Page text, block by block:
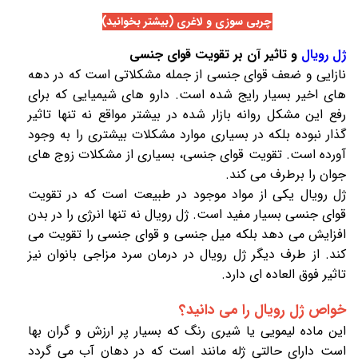
چربی سوزی و لاغری (بیشتر بخوانید)
ژل رویال و تاثیر آن بر تقویت قوای جنسی
نازایی و ضعف قوای جنسی از جمله مشکلاتی است که در دهه
های اخیر بسیار رایج شده است. دارو های شیمیایی که برای
رفع این مشکل روانه بازار شده در بیشتر مواقع نه تنها تاثیر
گذار نبوده بلکه در بسیاری موارد مشکلات بیشتری را به وجود
آورده است. تقویت قوای جنسی، بسیاری از مشکلات زوج های
جوان را برطرف می کند.
ژل رویال یکی از مواد موجود در طبیعت است که در تقویت
قوای جنسی بسیار مفید است. ژل رویال نه تنها انرژی را در بدن
افزایش می دهد بلکه میل جنسی و قوای جنسی را تقویت می
کند. از طرف دیگرژل رویالدر درمان سرد مزاجی بانوان نیز
تاثیر فوق العاده ای دارد.
خواص ژل رویال را می دانید؟
این ماده لیمویی یا شیری رنگ که بسیار پر ارزش و گران بها
است دارای حالتی ژله مانند است که در دهان آب می گردد